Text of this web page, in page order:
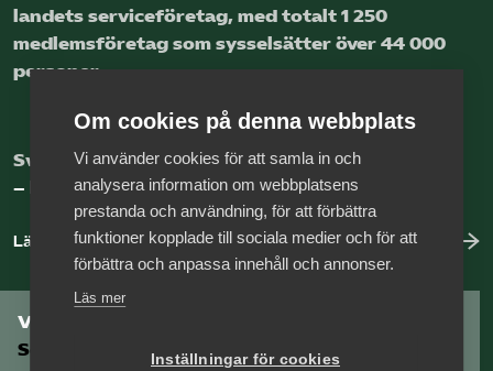
landets service­företag, med totalt 1 250
medlems­företag som sysselsätter över 44 000
personer.
Sveriges nya basnäring
– landets främsta integrationsmotor.
Läs mer om oss
Vill du vara en del av
Serviceföretagen?
Om cookies på denna webbplats
Vi använder cookies för att samla in och
analysera information om webbplatsens
prestanda och användning, för att förbättra
funktioner kopplade till sociala medier och för att
förbättra och anpassa innehåll och annonser.
Läs mer
Inställningar för cookies